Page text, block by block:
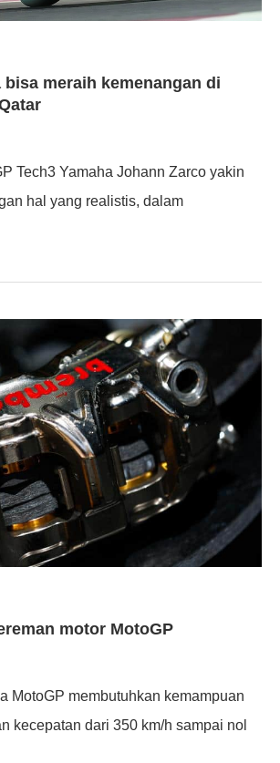
bisa meraih kemenangan di
Tech3 Yamaha Johann Zarco yakin
hal yang realistis, dalam
motor MotoGP
MotoGP membutuhkan kemampuan
kecepatan dari 350 km/h sampai nol